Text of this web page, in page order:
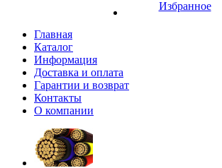
Избранное
Главная
Каталог
Информация
Доставка и оплата
Гарантии и возврат
Контакты
О компании